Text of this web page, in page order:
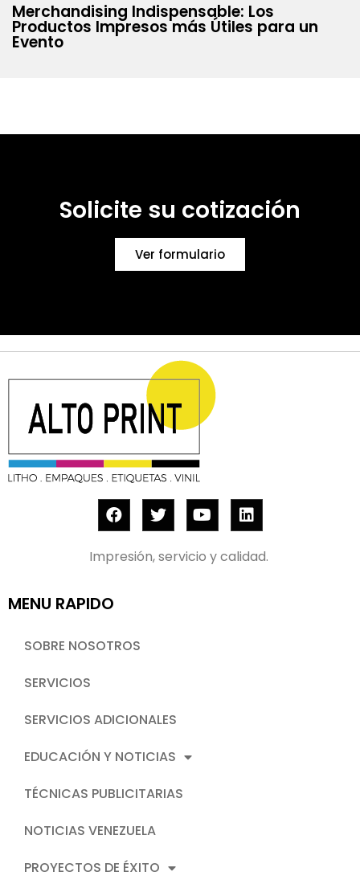
Merchandising Indispensable: Los
Productos Impresos más Útiles para un
Evento
Solicite su cotización
Ver formulario
Impresión, servicio y calidad.
MENU RAPIDO
SOBRE NOSOTROS
SERVICIOS
SERVICIOS ADICIONALES
EDUCACIÓN Y NOTICIAS
TÉCNICAS PUBLICITARIAS
NOTICIAS VENEZUELA
PROYECTOS DE ÉXITO